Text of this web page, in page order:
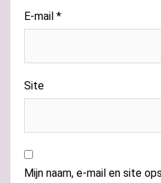
E-mail *
Site
Mijn naam, e-mail en site